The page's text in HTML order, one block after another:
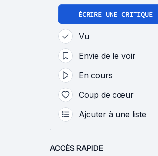
ÉCRIRE UNE CRITIQUE
Vu
Envie de le voir
En cours
Coup de cœur
Ajouter à une liste
ACCÈS RAPIDE